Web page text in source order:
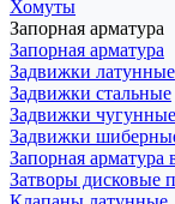
Хомуты
Запорная арматура
Запорная арматура
Задвижки латунные
Задвижки стальные
Задвижки чугунные
Задвижки
Запорная арматура
Затворы дисковые